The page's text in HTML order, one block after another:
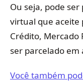
Ou seja, pode
virtual que aceite
Crédito, Mercado
ser parcelado em
Você também